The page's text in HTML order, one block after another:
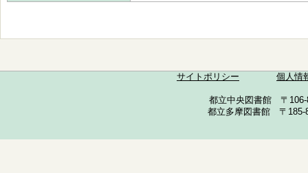
サイトポリシー 個人情
都立中央図書館 〒
都立多摩図書館 〒185-